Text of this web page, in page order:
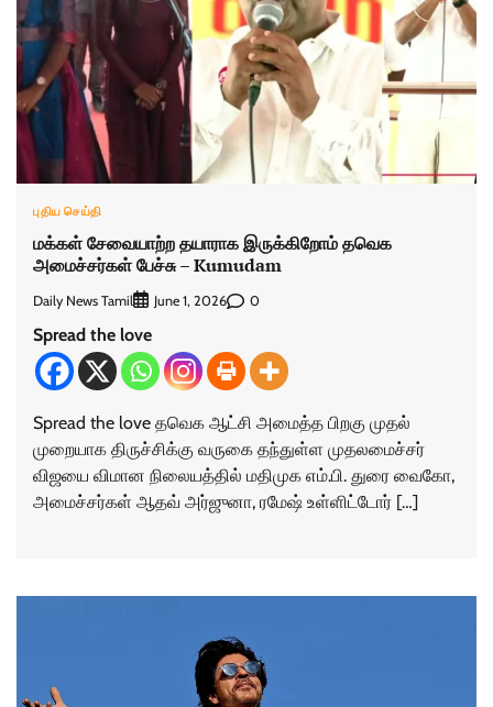
புதிய செய்தி
மக்கள் சேவையாற்ற தயாராக இருக்கிறோம் தவெக
அமைச்சர்கள் பேச்சு – Kumudam
Daily News Tamil June 1, 2026 0
Spread the love
Spread the love தவெக ஆட்சி அமைத்த பிறகு முதல்
முறையாக திருச்சிக்கு வருகை தந்துள்ள முதலமைச்சர்
விஜயை விமான நிலையத்தில் மதிமுக எம்.பி. துரை வைகோ,
அமைச்சர்கள் ஆதவ் அர்ஜுனா, ரமேஷ் உள்ளிட்டோர் […]